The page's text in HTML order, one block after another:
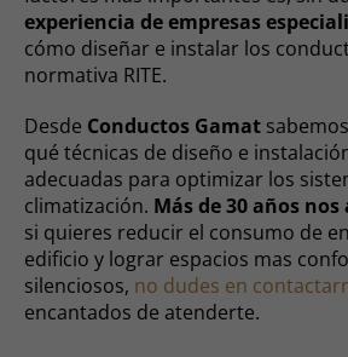
experiencia de empresas
cómo diseñar e instalar los
normativa RITE.
Desde Conductos Gamat
qué técnicas de diseño e
adecuadas para optimizar los
climatización. Más de 30 años
si quieres reducir el consumo de
edificio y lograr espacios mas
silenciosos, no dudes en
encantados de atenderte.